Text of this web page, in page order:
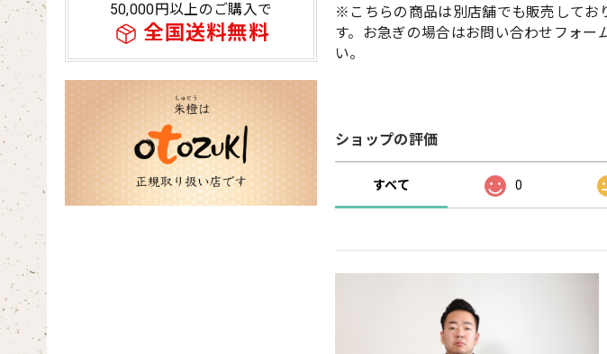
50,000円以上のご購入で
全国送料無料
※こちらの商品は別店舗でも販売してお
す。お急ぎの場合はお問い合わせフォ
い。
ショップの評価
すべて 0